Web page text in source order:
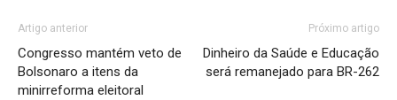
Artigo anterior
Congresso mantém veto de
Bolsonaro a itens da
minirreforma eleitoral
Próximo artigo
Dinheiro da Saúde e Educação
será remanejado para BR-262